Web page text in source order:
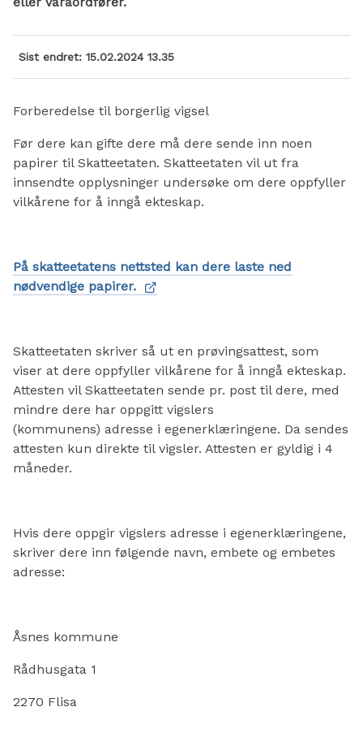
Sist endret 15.02.2024 13.35
Forberedelse til borgerlig vigsel
Før dere kan gifte dere må dere sende inn noen
papirer til Skatteetaten. Skatteetaten vil ut fra
innsendte opplysninger undersøke om dere oppfyller
vilkårene for å inngå ekteskap.
På skatteetatens nettsted kan dere laste ned
nødvendige papirer.
Skatteetaten skriver så ut en prøvingsattest, som
viser at dere oppfyller vilkårene for å inngå ekteskap.
Attesten vil Skatteetaten sende pr. post til dere, med
mindre dere har oppgitt vigslers
(kommunens) adresse i egenerklæringene. Da sendes
attesten kun direkte til vigsler. Attesten er gyldig i 4
måneder.
Hvis dere oppgir vigslers adresse i egenerklæringene,
skriver dere inn følgende navn, embete og embetes
adresse:
Åsnes kommune
Rådhusgata 1
2270 Flisa